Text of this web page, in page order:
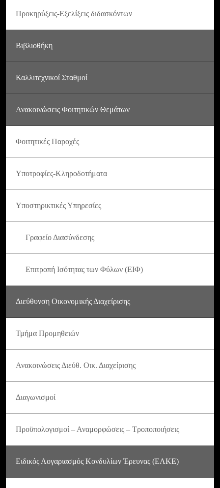
Προκηρύξεις-Εξελίξεις διδασκόντων
Βιβλιοθήκη
Καλλιτεχνικοί Σταθμοί
Ανακοινώσεις Φοιτητικών Θεμάτων
Φοιτητικές Παροχές
Υποτροφίες-Κληροδοτήματα
Υποστηρικτικές Υπηρεσίες
Γραφείο Διασύνδεσης
Επιτροπή Ισότητας των Φύλων (ΕΙΦ)
Διεύθυνση Οικονομικής Διαχείρισης
Τμήμα Προμηθειών
Ανακοινώσεις Διεύθ. Οικ. Διαχείρισης
Διαγωνισμοί
Προϋπολογισμοί – Αναμορφώσεις – Τροποποιήσεις
Ειδικός Λογαριασμός Κονδυλίων Έρευνας (ΕΛΚΕ)